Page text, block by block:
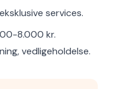
services.
8.000 kr.
vedligeholdelse.